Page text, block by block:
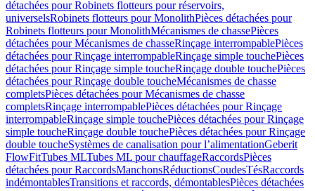
détachées pour Robinets flotteurs pour réservoirs,
universelsRobinets flotteurs pour MonolithPièces détachées pour
Robinets flotteurs pour MonolithMécanismes de chassePièces
détachées pour Mécanismes de chasseRinçage interrompablePièces
détachées pour Rinçage interrompableRinçage simple touchePièces
détachées pour Rinçage simple toucheRinçage double touchePièces
détachées pour Rinçage double toucheMécanismes de chasse
completsPièces détachées pour Mécanismes de chasse
completsRinçage interrompablePièces détachées pour Rinçage
interrompableRinçage simple touchePièces détachées pour Rinçage
simple toucheRinçage double touchePièces détachées pour Rinçage
double toucheSystèmes de canalisation pour l’alimentationGeberit
FlowFitTubes MLTubes ML pour chauffageRaccordsPièces
détachées pour RaccordsManchonsRéductionsCoudesTésRaccords
indémontablesTransitions et raccords, démontablesPièces détachées